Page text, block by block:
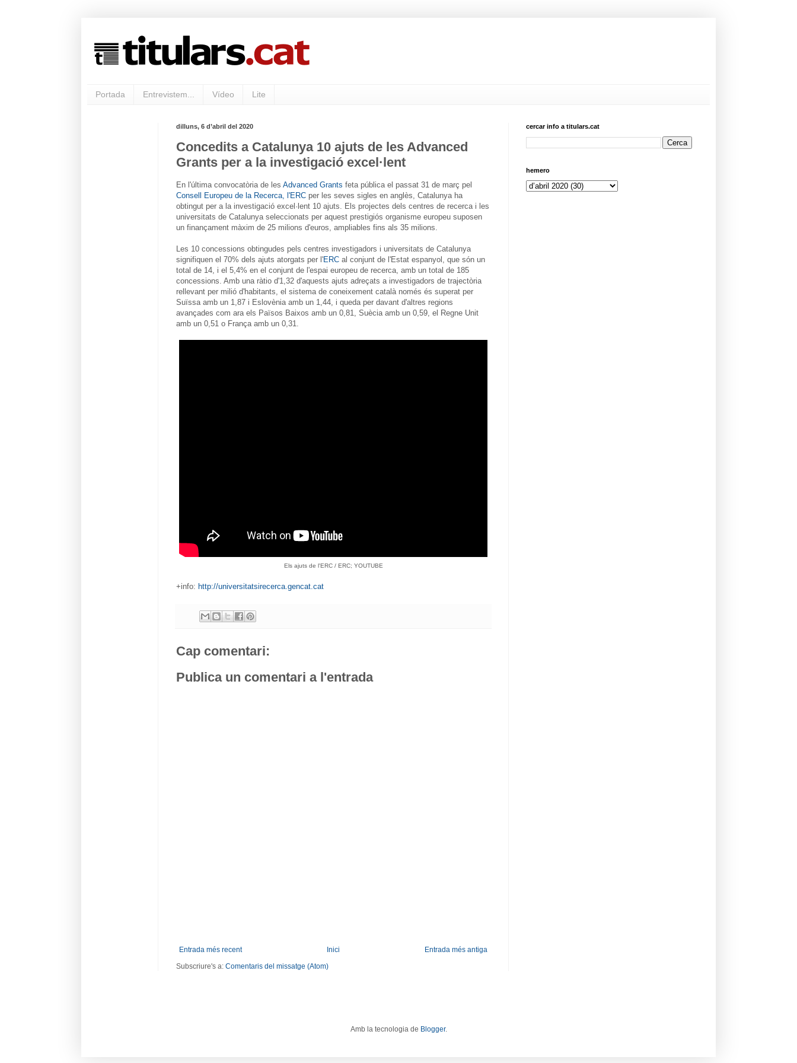
Portada Entrevistem... Vídeo Lite
dilluns, 6 d’abril del 2020
Concedits a Catalunya 10 ajuts de les Advanced
Grants per a la investigació excel·lent
En l'última convocatòria de les Advanced Grants feta pública el passat 31 de març pel
Consell Europeu de la Recerca, l'ERC per les seves sigles en anglès, Catalunya ha
obtingut per a la investigació excel·lent 10 ajuts. Els projectes dels centres de recerca i les
universitats de Catalunya seleccionats per aquest prestigiós organisme europeu suposen
un finançament màxim de 25 milions d'euros, ampliables fins als 35 milions.
Les 10 concessions obtingudes pels centres investigadors i universitats de Catalunya
signifiquen el 70% dels ajuts atorgats per l'ERC al conjunt de l'Estat espanyol, que són un
total de 14, i el 5,4% en el conjunt de l'espai europeu de recerca, amb un total de 185
concessions. Amb una ràtio d'1,32 d'aquests ajuts adreçats a investigadors de trajectòria
rellevant per milió d'habitants, el sistema de coneixement català només és superat per
Suïssa amb un 1,87 i Eslovènia amb un 1,44, i queda per davant d'altres regions
avançades com ara els Països Baixos amb un 0,81, Suècia amb un 0,59, el Regne Unit
amb un 0,51 o França amb un 0,31.
Els ajuts de l'ERC / ERC; YOUTUBE
+info: http://universitatsirecerca.gencat.cat
Cap comentari:
Publica un comentari a l'entrada
Entrada més recent Entrada més antiga
Inici
Subscriure's a: Comentaris del missatge (Atom)
cercar info a titulars.cat
hemero
Amb la tecnologia de Blogger.